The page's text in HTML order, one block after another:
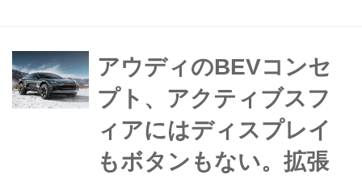
アウディのBEVコンセ
プト、アクティブスフ
ィアにはディスプレイ
もボタンもない。拡張